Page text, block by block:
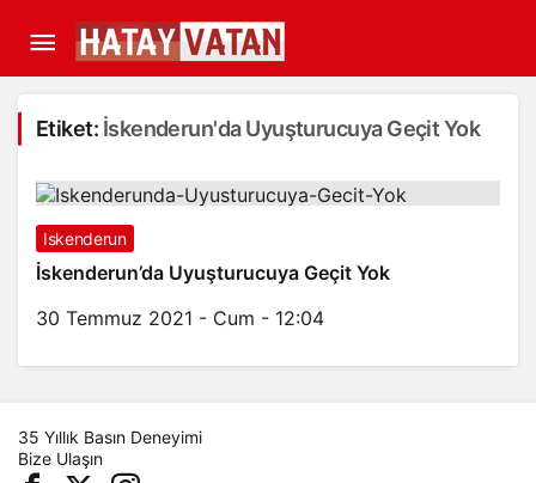
Etiket: İskenderun'da Uyuşturucuya Geçit Yok
Iskenderun
İskenderun’da Uyuşturucuya Geçit Yok
30 Temmuz 2021 - Cum - 12:04
35 Yıllık Basın Deneyimi
Bize Ulaşın